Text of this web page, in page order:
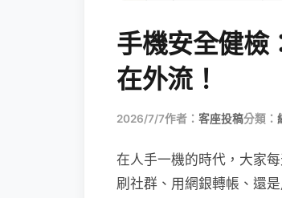
手機安全健檢
在外流！
2026/7/7作者： 客座投稿分類：
在人手一機的時代，大家
刷社群、用網銀轉帳、還